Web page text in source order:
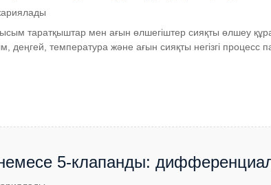
түсініктер (I бөлім)
таратқыштар мен ағын өлшегіштер сияқты өлшеу
деңгей, температура және ағын сияқты негізгі процесс
5-клапанды: